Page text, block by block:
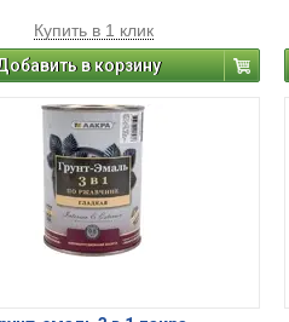
Купить в 1 клик
в корзину